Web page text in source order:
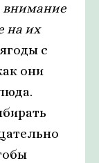
внимание
на их
с
они